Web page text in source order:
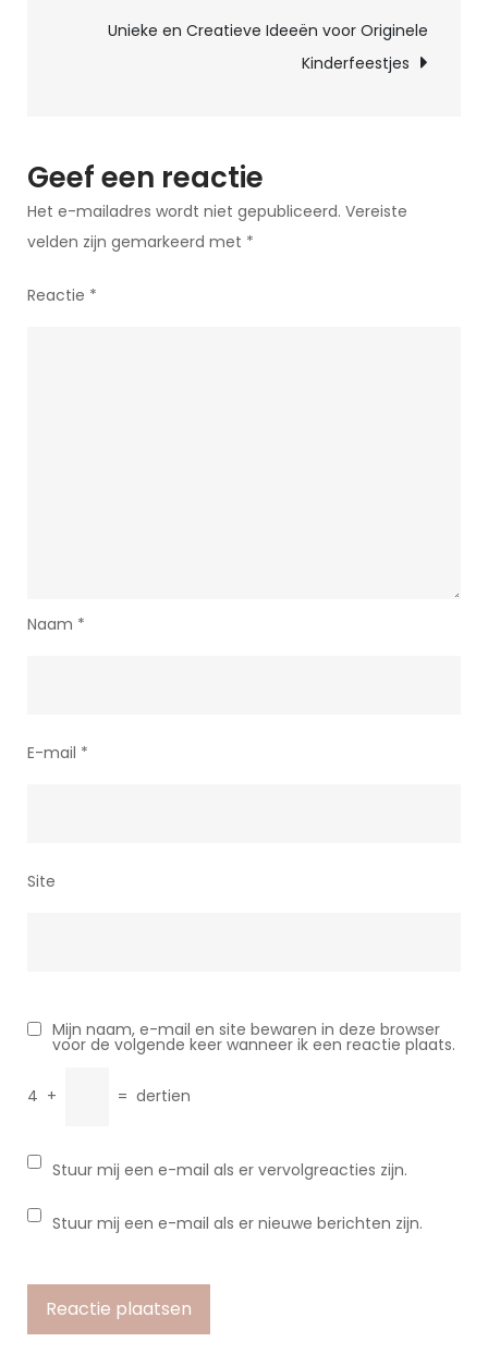
Unieke en Creatieve Ideeën voor Originele
Kinderfeestjes
Geef een reactie
Het e-mailadres wordt niet gepubliceerd. Vereiste
velden zijn gemarkeerd met *
Reactie *
Naam *
E-mail *
Site
Mijn naam, e-mail en site bewaren in deze browser
voor de volgende keer wanneer ik een reactie plaats.
4 + = dertien
Stuur mij een e-mail als er vervolgreacties zijn.
Stuur mij een e-mail als er nieuwe berichten zijn.